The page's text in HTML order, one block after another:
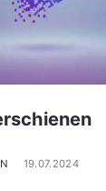
19.07.2024